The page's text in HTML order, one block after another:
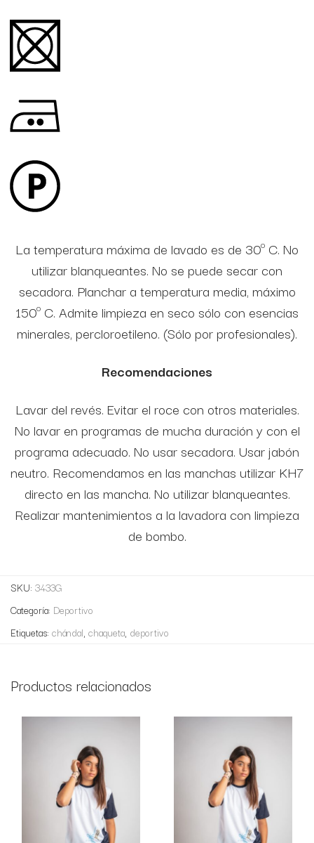
La temperatura máxima de lavado es de 30º C. No
utilizar blanqueantes. No se puede secar con
secadora. Planchar a temperatura media, máximo
150º C. Admite limpieza en seco sólo con esencias
minerales, percloroetileno. (Sólo por profesionales).
Recomendaciones
Lavar del revés. Evitar el roce con otros materiales.
No lavar en programas de mucha duración y con el
programa adecuado. No usar secadora. Usar jabón
neutro. Recomendamos en las manchas utilizar KH7
directo en las mancha. No utilizar blanqueantes.
Realizar mantenimientos a la lavadora con limpieza
de bombo.
SKU: 3433G
Categoría: Deportivo
Etiquetas: chándal, chaqueta, deportivo
Productos relacionados